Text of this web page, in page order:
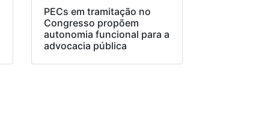
PECs em tramitação no
Congresso propõem
autonomia funcional para a
advocacia pública